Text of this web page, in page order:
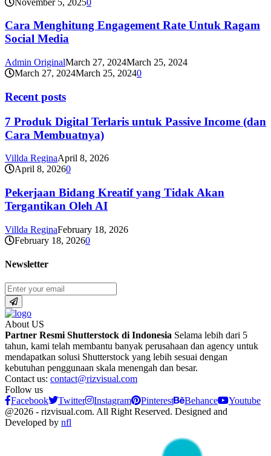
Cara Menghitung Engagement Rate Untuk Ragam
Social Media
Admin OriginalMarch 27, 2024March 25, 2024
March 27, 2024March 25, 20240
Recent posts
7 Produk Digital Terlaris untuk Passive Income (dan
Cara Membuatnya)
Villda ReginaApril 8, 2026
April 8, 20260
Pekerjaan Bidang Kreatif yang Tidak Akan
Tergantikan Oleh AI
Villda ReginaFebruary 18, 2026
February 18, 20260
Newsletter
About US
Partner Resmi Shutterstock di Indonesia Selama lebih dari 5
tahun, kami telah membantu banyak perusahaan dan agency untuk
mendapatkan solusi Shutterstock yang lebih sesuai dengan
kebutuhan penggunaan skala menengah dan besar.
Contact us: contact@rizvisual.com
Follow us
Facebook
Twitter Instagram Pinterest Behance
Youtube
@2026 - rizvisual.com. All Right Reserved. Designed and
Developed by nfl